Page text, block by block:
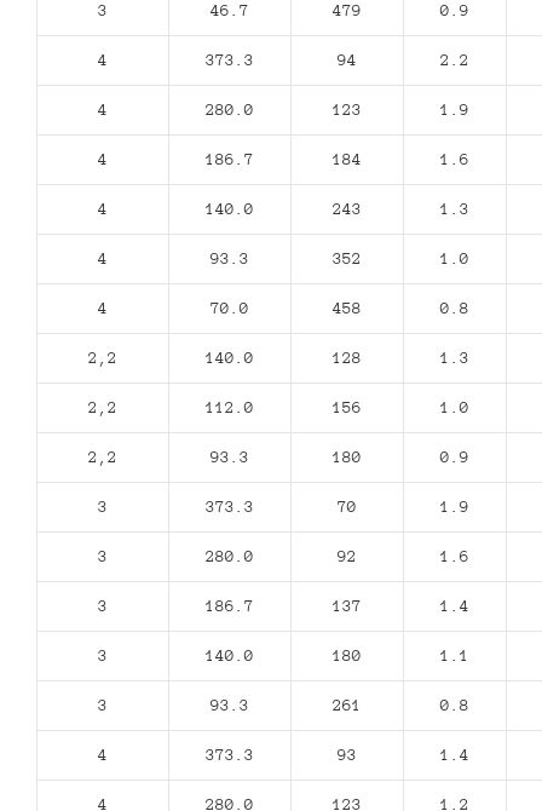
3 46.7 479 0.9
4 373.3 94 2.2
4 280.0 123 1.9
4 186.7 184 1.6
4 140.0 243 1.3
4 93.3 352 1.0
4 70.0 458 0.8
2,2 140.0 128 1.3
2,2 112.0 156 1.0
2,2 93.3 180 0.9
3 373.3 70 1.9
3 280.0 92 1.6
3 186.7 137 1.4
3 140.0 180 1.1
3 93.3 261 0.8
4 373.3 93 1.4
4 280.0 123 1.2